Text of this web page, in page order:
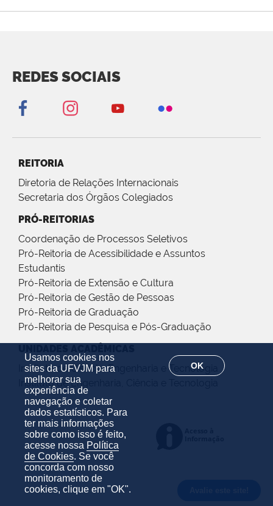
Usamos cookies nos
sites da UFVJM para
melhorar sua
experiência de
navegação e coletar
dados estatísticos. Para
ter mais informações
sobre como isso é feito,
acesse nossa Política
de Cookies. Se você
concorda com nosso
monitoramento de
cookies, clique em "OK".
OK
REDES SOCIAIS
REITORIA
Diretoria de Relações Internacionais
Secretaria dos Órgãos Colegiados
PRÓ-REITORIAS
Coordenação de Processos Seletivos
Pró-Reitoria de Acessibilidade e Assuntos
Estudantis
Pró-Reitoria de Extensão e Cultura
Pró-Reitoria de Gestão de Pessoas
Pró-Reitoria de Graduação
Pró-Reitoria de Pesquisa e Pós-Graduação
Instituto de Ciência, Engenharia e Tecnologia
Instituto de Engenharia, Ciência e Tecnologia